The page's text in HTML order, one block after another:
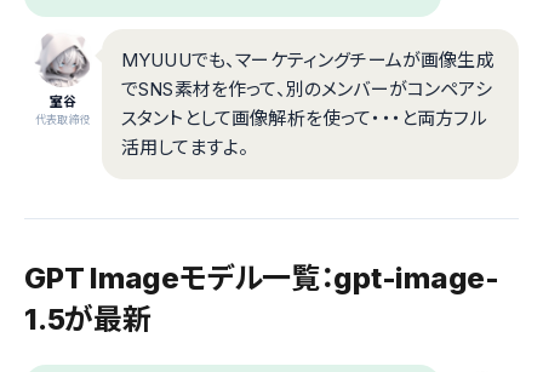
室谷
代表取締役
MYUUUでも、マーケティングチームが画像生成
でSNS素材を作って、別のメンバーがコンペアシ
スタントとして画像解析を使って・・・と両方フル
活用してますよ。
GPT Imageモデル一覧：gpt-image-
1.5が最新